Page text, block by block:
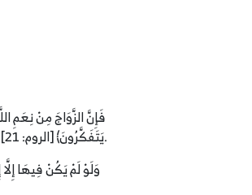
فَإِنَّ الزَّوَاجَ مِنْ نِعَمِ
يَتَفَكَّرُونَ﴾ [الروم: 21] فَلَا يَسْتَشْعِرُ هَذِهِ الْآيَةَ وَالنِّعْمَةَ إِلَّا الْمُتَفَكِّرُونَ، فَتَفَكَّرُوا فِي هَذِهِ الْآيَةِ الْعَظِيمَةِ وَهِيَ الزَّوَاجُ، تَفَكَّرُوا كَمْ فِيهَا مِنَ النِّعَمِ الْعَظِيمَةِ وَالْعَطَايَا الْجَسِيمَةِ.